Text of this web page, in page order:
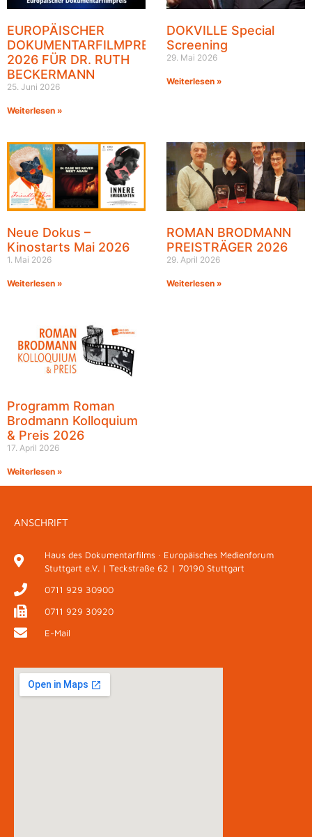
EUROPÄISCHER
DOKUMENTARFILMPREIS
2026 FÜR DR. RUTH
BECKERMANN
25. Juni 2026
Weiterlesen »
DOKVILLE Special
Screening
29. Mai 2026
Weiterlesen »
Neue Dokus –
Kinostarts Mai 2026
1. Mai 2026
Weiterlesen »
ROMAN BRODMANN
PREISTRÄGER 2026
29. April 2026
Weiterlesen »
Programm Roman
Brodmann Kolloquium
& Preis 2026
17. April 2026
Weiterlesen »
ANSCHRIFT
Haus des Dokumentarfilms · Europäisches Medienforum
Stuttgart e.V. | Teckstraße 62 | 70190 Stuttgart
0711 929 30900
0711 929 30920
E-Mail